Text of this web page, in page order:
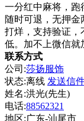
一分红中麻将，跑
随时可退，无押
打烊，支持验证，
低。加不上微信就
联系方式
公司:莎扬服饰
状态:离线 发送信
姓名:洪光(先生)
电话:88562321
地区:广东-汕尾市